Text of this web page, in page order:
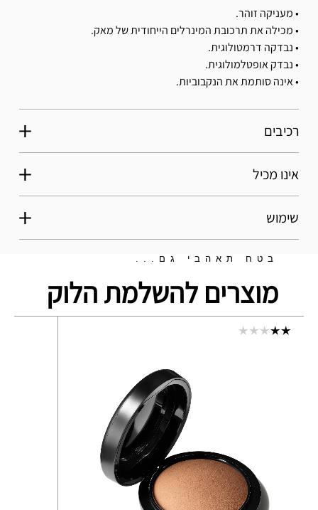
• מעניקה זוהר.
• מכילה את תרכובת המינרלים הייחודית של מאק.
• נבדקה דרמטולוגית.
• נבדק אופטלמולוגית.
• אינה סותמת את הנקבוביות.
רכיבים
אינו מכיל
שימוש
בטח תאהבי גם...
מוצרים להשלמת הלוק